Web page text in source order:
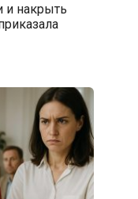
и накрыть